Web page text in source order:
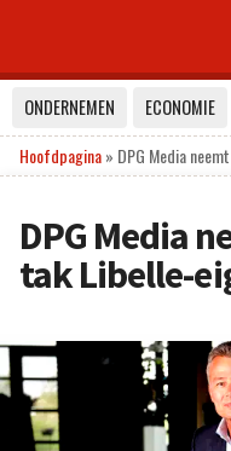
ONDERNEMEN ECONOMIE
Hoofdpagina» DPG Media
DPG Media
tak Libelle-